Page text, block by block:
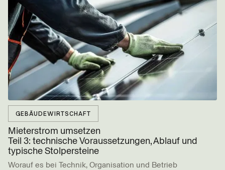
Mieterstrom umsetzen
Teil 3: technische Voraussetzungen, Ablauf und
typische Stolpersteine
GEBÄUDEWIRTSCHAFT
Worauf es bei Technik, Organisation und Betrieb